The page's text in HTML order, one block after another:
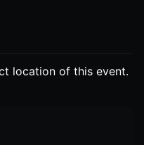
location of this event.